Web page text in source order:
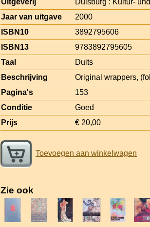
Jaar van uitgave
2000
ISBN10
3892795606
ISBN13
9783892795605
Taal
Duits
Beschrijving
Original wrappers,
Pagina's
153
Conditie
Goed
Prijs
€ 20,00
Toevoegen aan winkelwagen
Zie ook